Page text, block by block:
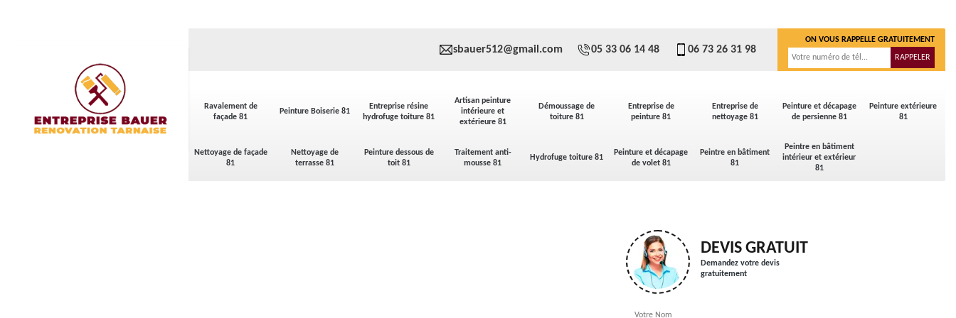
Ravalement de
façade 81
Peinture Boiserie 81
Entreprise résine
hydrofuge toiture 81
Artisan peinture
intérieure et
extérieure 81
Démoussage de
toiture 81
Entreprise de
peinture 81
Entreprise de
nettoyage 81
Peinture et décapage
de persienne 81
Peinture extérieure
81
Nettoyage de façade
81
Nettoyage de
terrasse 81
Peinture dessous de
toit 81
Traitement anti-
mousse 81
Hydrofuge toiture 81
Peinture et décapage
de volet 81
Peintre en bâtiment
81
Peintre en bâtiment
intérieur et extérieur
81
sbauer512@gmail.com 05 33 06 14 48 06 73 26 31 98
ON VOUS RAPPELLE GRATUITEMENT
DEVIS GRATUIT
Demandez votre devis
gratuitement